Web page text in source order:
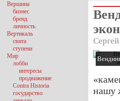
нашу
Вершина
бизнес
бренд
личность
Вертикаль
свита
ступени
Мир
лобби
интересы
продвижение
Contra Historia
государство